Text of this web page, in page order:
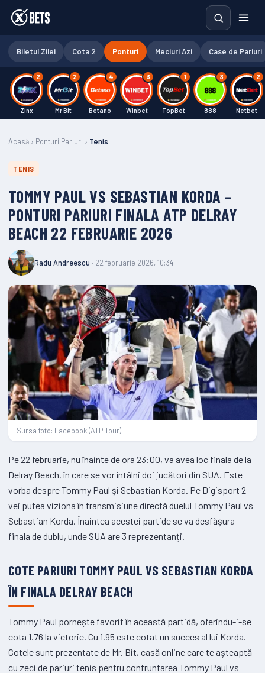
Biletul Zilei Cota 2 Ponturi Meciuri Azi Case de Pariuri
2
Zinx
2
Mr Bit
4
Betano
3
Winbet
1
TopBet
3
888
2
Netbet
Acasă › Ponturi Pariuri › Tenis
TENIS
TOMMY PAUL VS SEBASTIAN KORDA –
PONTURI PARIURI FINALA ATP DELRAY
BEACH 22 FEBRUARIE 2026
Radu Andreescu · 22 februarie 2026, 10:34
Sursa foto: Facebook (ATP Tour)
Pe 22 februarie, nu înainte de ora 23:00, va avea loc finala de la
Delray Beach, în care se vor întâlni doi jucători din SUA. Este
vorba despre Tommy Paul și Sebastian Korda. Pe Digisport 2
vei putea viziona în transmisiune directă duelul Tommy Paul vs
Sebastian Korda. Înaintea acestei partide se va desfășura
finala de dublu, unde SUA are 3 reprezentanți.
COTE PARIURI TOMMY PAUL VS SEBASTIAN KORDA
ÎN FINALA DELRAY BEACH
Tommy Paul pornește favorit în această partidă, oferindu-i-se
cota 1.76 la victorie. Cu 1.95 este cotat un succes al lui Korda.
Cotele sunt prezentate de Mr. Bit, casă online care te așteaptă
cu zeci de pariuri tenis pentru confruntarea Tommy Paul vs